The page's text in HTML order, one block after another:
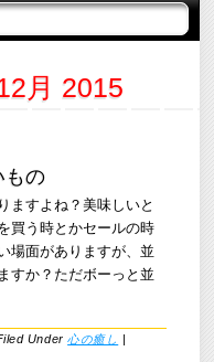
月 2015
もの
ますよね？美味しいと
買う時とかセールの時
場面がありますが、並
すか？ただボーっと並
Under心の癒し |